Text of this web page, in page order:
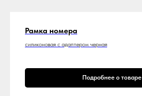
Рамка номера
силиконовая с адаптером черная
Подробнее о товаре